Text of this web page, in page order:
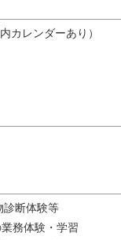
カレンダーあり）
断体験等
務体験・学習